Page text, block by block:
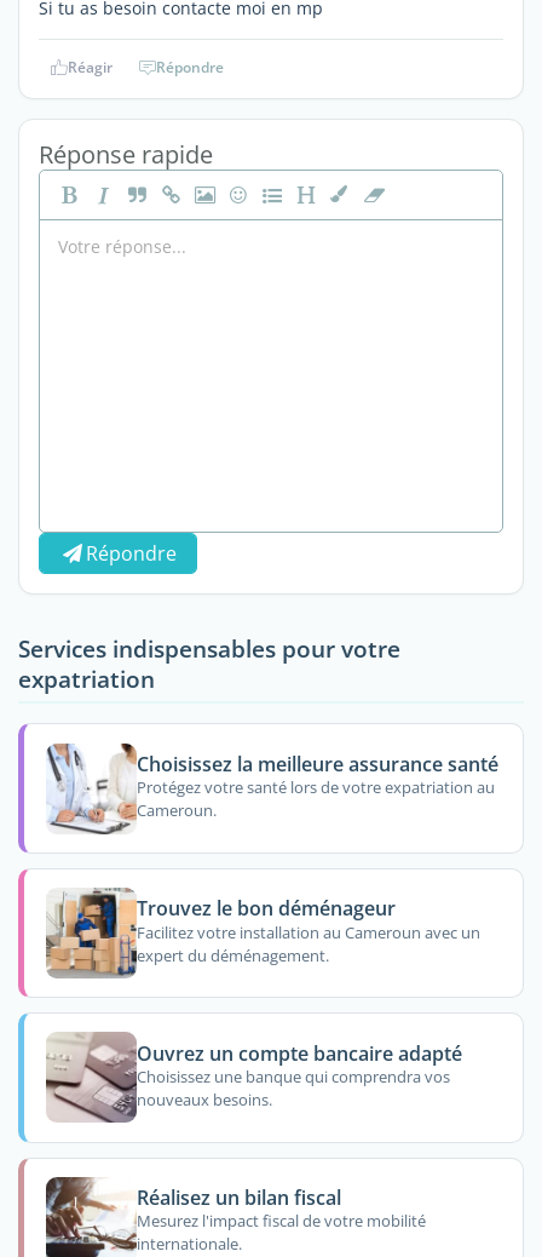
Si tu as besoin contacte moi en mp
Réagir Répondre
Réponse rapide
Répondre
Services indispensables pour votre
expatriation
Choisissez la meilleure assurance santé
Protégez votre santé lors de votre expatriation au
Cameroun.
Trouvez le bon déménageur
Facilitez votre installation au Cameroun avec un
expert du déménagement.
Ouvrez un compte bancaire adapté
Choisissez une banque qui comprendra vos
nouveaux besoins.
Réalisez un bilan fiscal
Mesurez l'impact fiscal de votre mobilité
internationale.